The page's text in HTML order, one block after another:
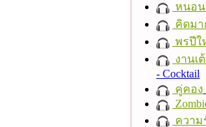
หนอน
คิดมา
พรปีใ
งานเ
- Cocktail
คู่คอง
ความ